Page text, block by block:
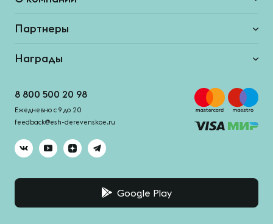
Партнеры
Награды
8 800 500 20 98
Ежедневно с 9 до 20
feedback@esh-derevenskoe.ru
Google Play